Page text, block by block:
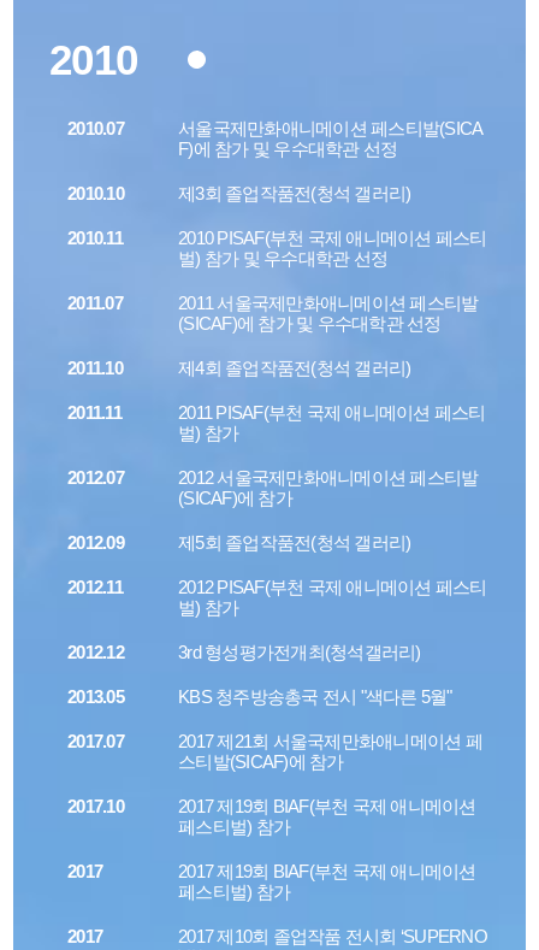
2010
2010.07
서울국제만화애니메이션 페스티발(SICA
F)에 참가 및 우수대학관 선정
2010.10 제3회 졸업작품전(청석 갤러리)
2010.11
2010 PISAF(부천 국제 애니메이션 페스티
벌) 참가 및 우수대학관 선정
2011.07
2011 서울국제만화애니메이션 페스티발
(SICAF)에 참가 및 우수대학관 선정
2011.10 제4회 졸업작품전(청석 갤러리)
2011.11
2011 PISAF(부천 국제 애니메이션 페스티
벌) 참가
2012.07
2012 서울국제만화애니메이션 페스티발
(SICAF)에 참가
2012.09 제5회 졸업작품전(청석 갤러리)
2012.11
2012 PISAF(부천 국제 애니메이션 페스티
벌) 참가
2012.12 3rd 형성평가전개최(청석갤러리)
2013.05 KBS 청주방송총국 전시 "색다른 5월"
2017.07
2017 제21회 서울국제만화애니메이션 페
스티발(SICAF)에 참가
2017.10
2017 제19회 BIAF(부천 국제 애니메이션
페스티벌) 참가
2017
2017 제19회 BIAF(부천 국제 애니메이션
페스티벌) 참가
2017
2017 제10회 졸업작품 전시회 ‘SUPERNO